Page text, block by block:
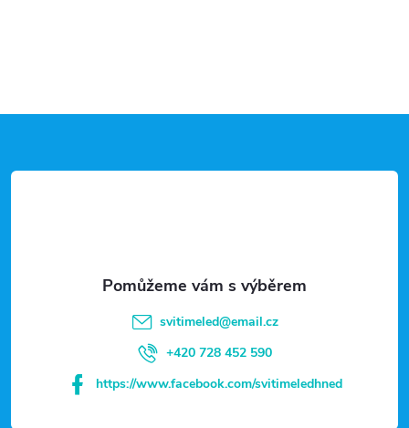
á
svitimeled@email.cz
+420 728 452 590
https://www.facebook.com/svitimeledhned